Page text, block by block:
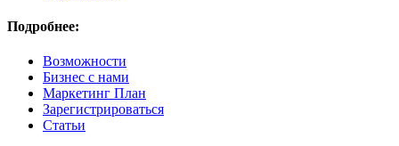
Подробнее:
Возможности
Бизнес с нами
Маркетинг План
Зарегистрироваться
Статьи